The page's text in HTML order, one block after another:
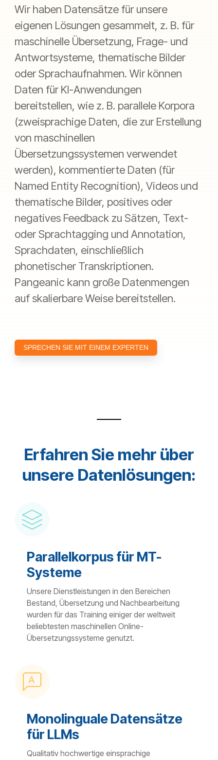
Wir haben Datensätze für unsere
eigenen Lösungen gesammelt, z. B. für
maschinelle Übersetzung, Frage- und
Antwortsysteme, thematische Bilder
oder Sprachaufnahmen. Wir können
Daten für KI-Anwendungen
bereitstellen, wie z. B. parallele Korpora
(zweisprachige Daten, die zur Erstellung
von maschinellen
Übersetzungssystemen verwendet
werden), kommentierte Daten (für
Named Entity Recognition), Videos und
thematische Bilder, positives oder
negatives Feedback zu Sätzen, Text-
oder Sprachtagging und Annotation,
Sprachdaten, einschließlich
phonetischer Transkriptionen.
Pangeanic kann große Datenmengen
auf skalierbare Weise bereitstellen.
SPRECHEN SIE MIT EINEM EXPERTEN
Erfahren Sie mehr über
unsere Datenlösungen:
Parallelkorpus für MT-
Systeme
Unsere Dienstleistungen in den Bereichen
Bestand, Übersetzung und Nachbearbeitung
wurden für das Training einiger der weltweit
beliebtesten maschinellen Online-
Übersetzungssysteme genutzt.
Monolinguale Datensätze
für LLMs
Qualitativ hochwertige einsprachige